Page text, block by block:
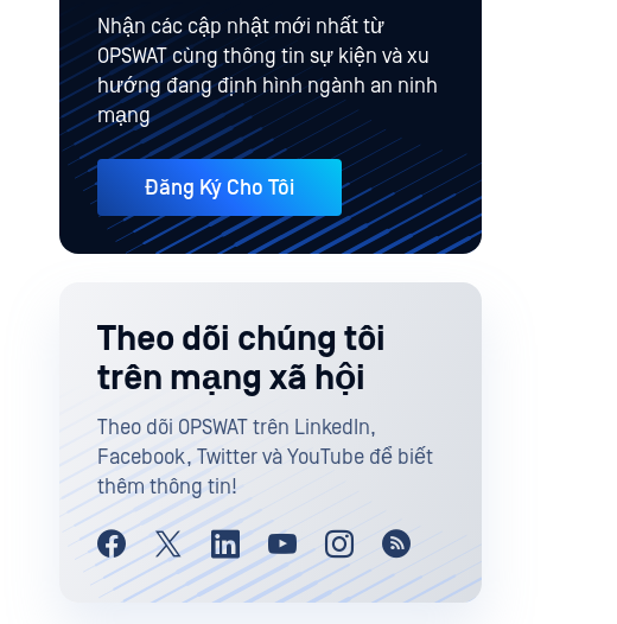
Nhận các cập nhật mới nhất từ
OPSWAT cùng thông tin sự kiện và xu
hướng đang định hình ngành an ninh
mạng
Đăng Ký Cho Tôi
Theo dõi chúng tôi
trên mạng xã hội
Theo dõi OPSWAT trên LinkedIn,
Facebook, Twitter và YouTube để biết
thêm thông tin!